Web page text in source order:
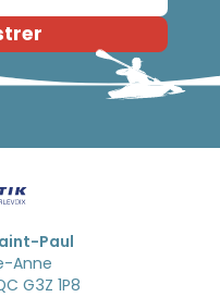
Paul
Anne
G3Z 1P8